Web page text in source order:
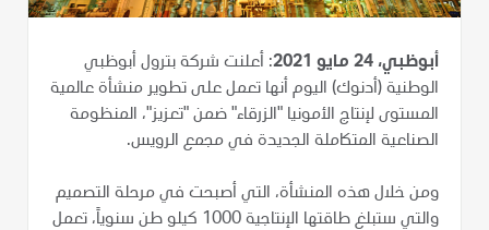
أبوظبي، 24 مايو 2021
: أعلنت شركة بترول أبوظبي
الوطنية (أدنوك) اليوم أنها تعمل على تطوير منشأة عالمية
المستوى لإنتاج الأمونيا "الزرقاء" ضمن "تعزيز"، المنظومة
الصناعية المتكاملة الجديدة في مجمع الرويس.
ومن خلال هذه المنشأة، التي أصبحت في مرحلة التصميم
والتي ستبلغ طاقتها الإنتاجية 1000 كيلو طن سنوياً، تعمل